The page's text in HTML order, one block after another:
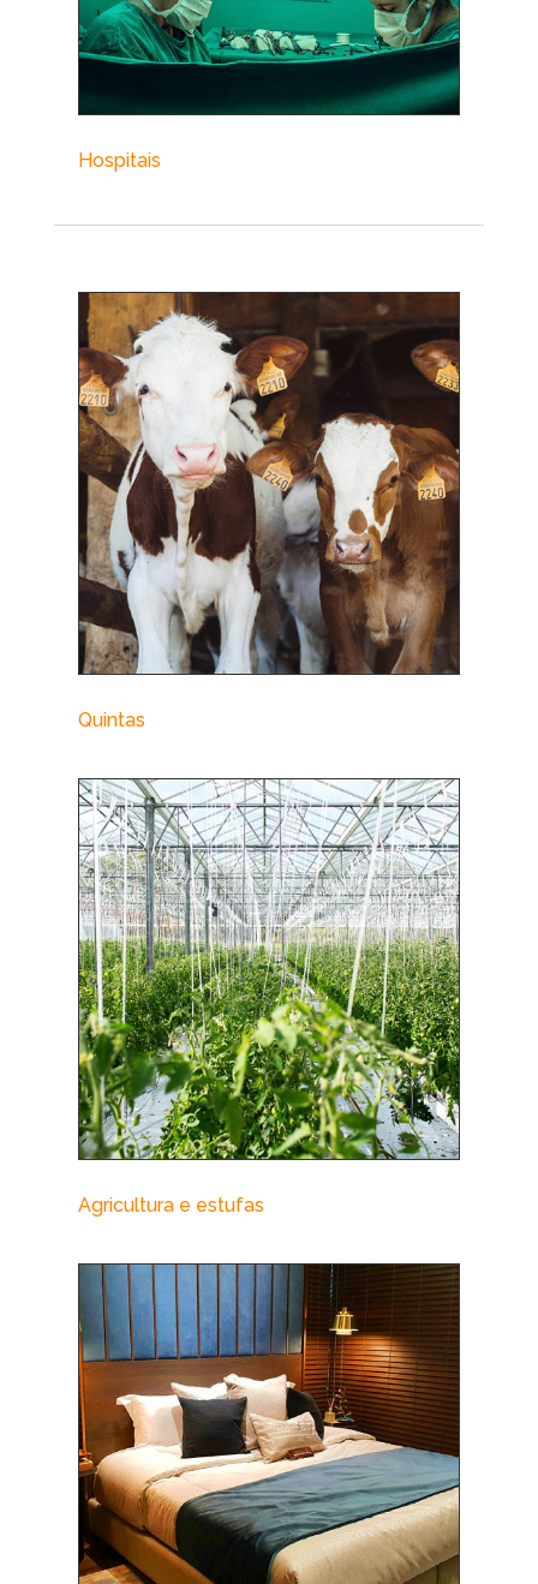
Hospitais
Quintas
Agricultura e estufas